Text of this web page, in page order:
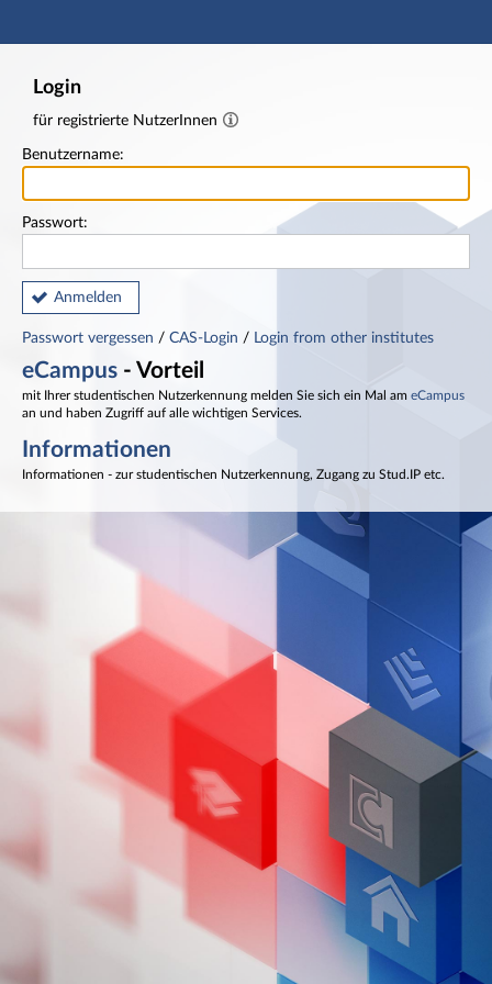
Hauptnavigation
Login
für registrierte NutzerInnen
Benutzername:
Passwort:
Anmelden
Passwort vergessen / CAS-Login / Login from other institutes
eCampus - Vorteil
mit Ihrer studentischen Nutzerkennung melden Sie sich ein Mal am eCampus
an und haben Zugriff auf alle wichtigen Services.
Informationen
Informationen - zur studentischen Nutzerkennung, Zugang zu Stud.IP etc.